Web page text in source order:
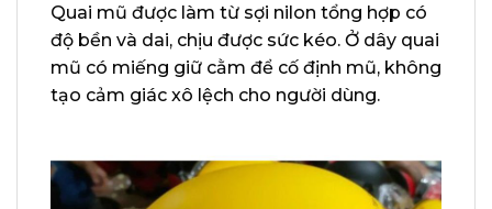
Quai mũ được làm từ sợi nilon tổng hợp có
độ bền và dai, chịu được sức kéo. Ở dây quai
mũ có miếng giữ cằm để cố định mũ, không
tạo cảm giác xô lệch cho người dùng.